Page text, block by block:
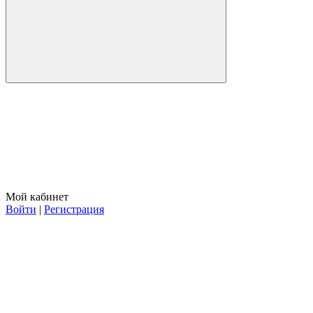
Мой кабинет
Войти | Регистрация